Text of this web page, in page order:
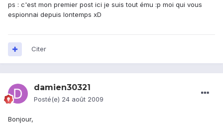
ps : c'est mon premier post ici je suis tout ému :p moi qui vous
espionnai depuis lontemps xD
Citer
damien30321
Posté(e) 24 août 2009
Bonjour,